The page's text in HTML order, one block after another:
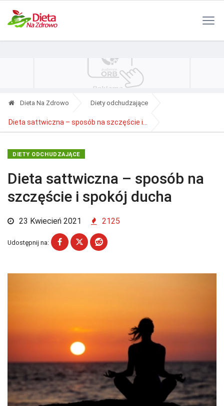
Dieta Na Zdrowo Diety odchudzające
Dieta sattwiczna – sposób na szczęście i...
DIETY ODCHUDZAJĄCE
Dieta sattwiczna – sposób na
szczęście i spokój ducha
23 Kwiecień 2021 2125
Udostępnij na: